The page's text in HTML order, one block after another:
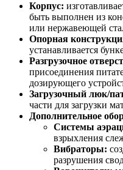
Корпус:
быть выполнен из
или нержавеющей
Опорная
устанавливается
Разгрузочное
присоединения
дозирующего
Загрузочный люк/
части для загрузки
Дополнительное
Системы
взрыхления
Вибраторы:
разрушения